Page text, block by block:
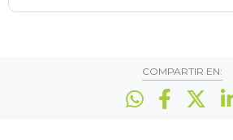
COMPARTIR EN: